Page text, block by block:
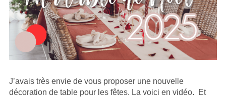
J’avais très envie de vous proposer une nouvelle
décoration de table pour les fêtes. La voici en vidéo. Et